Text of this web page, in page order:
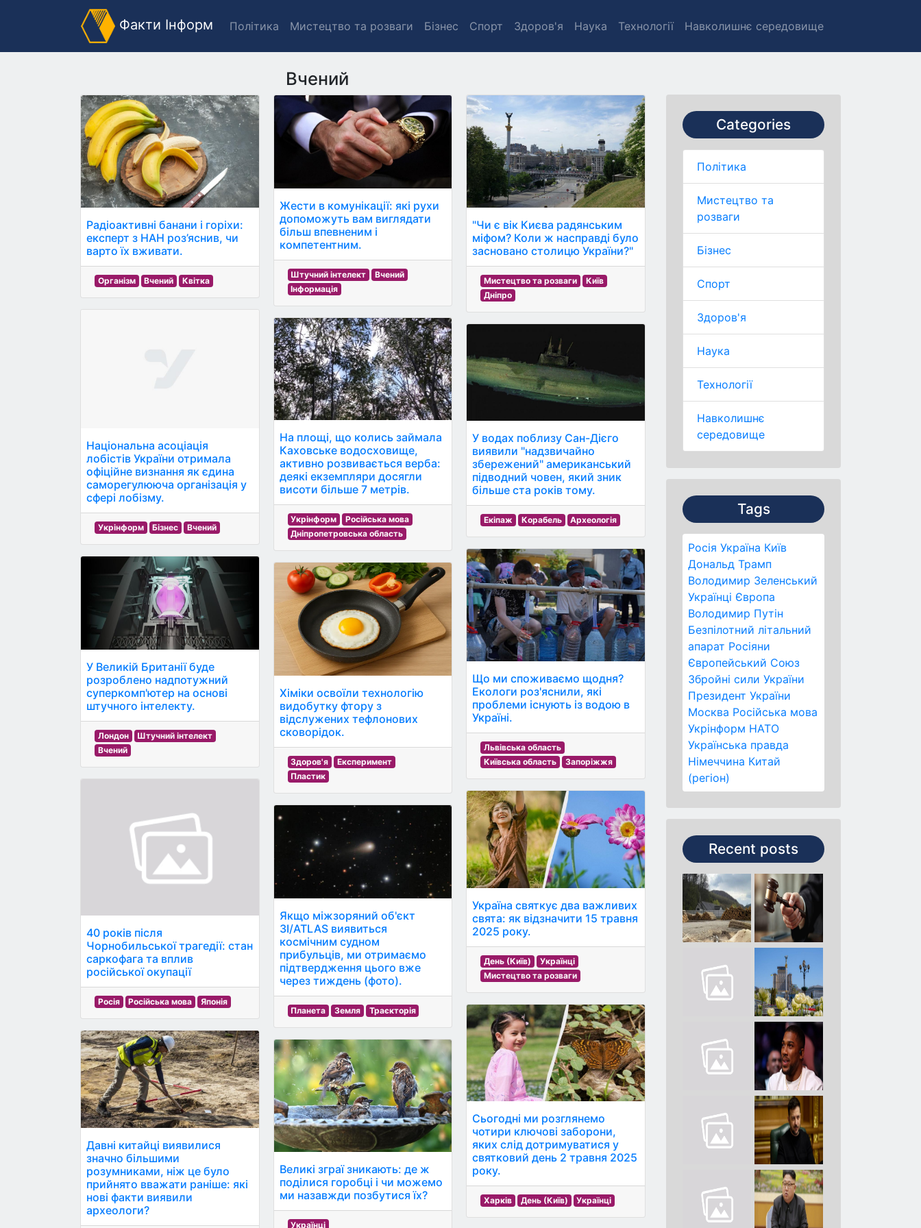
Факти Інформ Політика Мистецтво та розваги Бізнес Спорт Здоров'я Наука Технології Навколишнє середовище
Вчений
Categories
Політика
Мистецтво та
розваги
Бізнес
Спорт
Здоров'я
Наука
Технології
Навколишнє
середовище
Tags
Росія Україна Київ
Дональд Трамп
Володимир Зеленський
Українці Європа
Володимир Путін
Безпілотний літальний
апарат Росіяни
Європейський Союз
Збройні сили України
Президент України
Москва Російська мова
Укрінформ НАТО
Українська правда
Німеччина Китай
(регіон)
Recent posts
Радіоактивні банани і горіхи:
експерт з НАН роз’яснив, чи
варто їх вживати.
Організм Вчений Квітка
Національна асоціація
лобістів України отримала
офіційне визнання як єдина
саморегулююча організація у
сфері лобізму.
Укрінформ Бізнес Вчений
У Великій Британії буде
розроблено надпотужний
суперкомп'ютер на основі
штучного інтелекту.
Лондон
Штучний інтелект
Вчений
40 років після
Чорнобильської трагедії: стан
саркофага та вплив
російської окупації
Росія Російська мова Японія
Давні китайці виявилися
значно більшими
розумниками, ніж це було
прийнято вважати раніше: які
нові факти виявили
археологи?
Жести в комунікації: які рухи
допоможуть вам виглядати
більш впевненим і
компетентним.
Штучний інтелект
Вчений
Інформація
На площі, що колись займала
Каховське водосховище,
активно розвивається верба:
деякі екземпляри досягли
висоти більше 7 метрів.
Укрінформ
Російська мова
Дніпропетровська область
Хіміки освоїли технологію
видобутку фтору з
відслужених тефлонових
сковорідок.
Здоров'я
Експеримент
Пластик
Якщо міжзоряний об'єкт
3I/ATLAS виявиться
космічним судном
прибульців, ми отримаємо
підтвердження цього вже
через тиждень (фото).
Планета Земля Траєкторія
Великі зграї зникають: де ж
поділися горобці і чи можемо
ми назавжди позбутися їх?
Українці
"Чи є вік Києва радянським
міфом? Коли ж насправді було
засновано столицю України?"
Мистецтво та розваги
Київ
Дніпро
У водах поблизу Сан-Дієго
виявили "надзвичайно
збережений" американський
підводний човен, який зник
більше ста років тому.
Екіпаж Корабель Археологія
Що ми споживаємо щодня?
Екологи роз'яснили, які
проблеми існують із водою в
Україні.
Львівська область
Київська область
Запоріжжя
Україна святкує два важливих
свята: як відзначити 15 травня
2025 року.
День (Київ)
Українці
Мистецтво та розваги
Сьогодні ми розглянемо
чотири ключові заборони,
яких слід дотримуватися у
святковий день 2 травня 2025
року.
Харків День (Київ) Українці